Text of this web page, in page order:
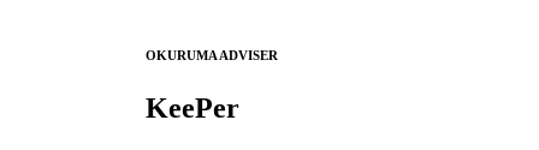
OKURUMA ADVISER
KeePer